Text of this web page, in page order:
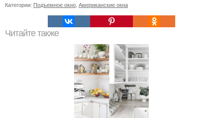
Категории: Подъемное окно Американские окна
Читайте также